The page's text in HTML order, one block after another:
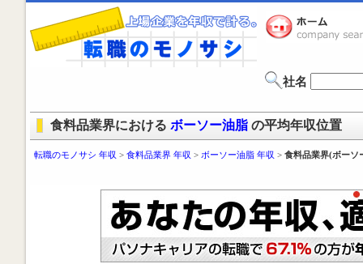
社名
食料品業界における ボーソー油脂 の平均年収位置
転職のモノサシ 年収 > 食料品業界 年収 > ボーソー油脂 年収 > 食料品業界(ボーソ